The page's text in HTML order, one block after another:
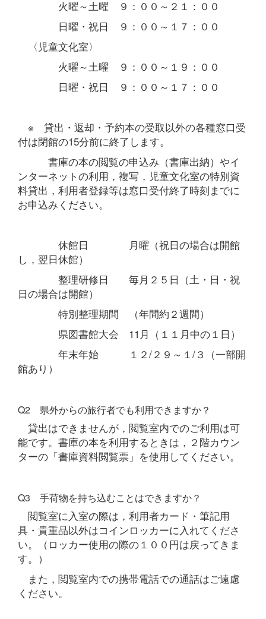
火曜～土曜 ９：００～２１：００
日曜・祝日 ９：００～１７：００
〈児童文化室〉
火曜～土曜 ９：００～１９：００
日曜・祝日 ９：００～１７：００
※ 貸出・返却・予約本の受取以外の各種窓口受
付は閉館の15分前に終了します。
書庫の本の閲覧の申込み（書庫出納）やイ
ンターネットの利用，複写，児童文化室の特別資
料貸出，利用者登録等は窓口受付終了時刻までに
お申込みください。
休館日 月曜（祝日の場合は開館
し，翌日休館）
整理研修日 毎月２５日（土・日・祝
日の場合は開館）
特別整理期間 （年間約２週間）
県図書館大会 11月（１１月中の１日）
年末年始 １２/２９～１/３（一部開
館あり）
Q2 県外からの旅行者でも利用できますか？
貸出はできませんが，閲覧室内でのご利用は可
能です。書庫の本を利用するときは，２階カウン
ターの「書庫資料閲覧票」を使用してください。
Q3 手荷物を持ち込むことはできますか？
閲覧室に入室の際は，利用者カード・筆記用
具・貴重品以外はコインロッカーに入れてくださ
い。（ロッカー使用の際の１００円は戻ってきま
す。）
また，閲覧室内での携帯電話での通話はご遠慮
ください。